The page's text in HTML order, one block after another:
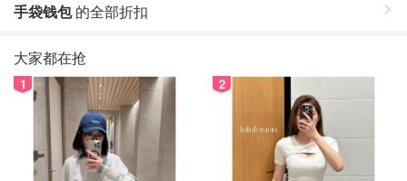
手袋钱包的全部折扣
大家都在抢
1 2